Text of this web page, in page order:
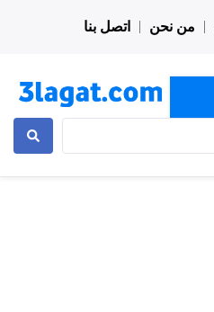
من نحن اتصل بنا